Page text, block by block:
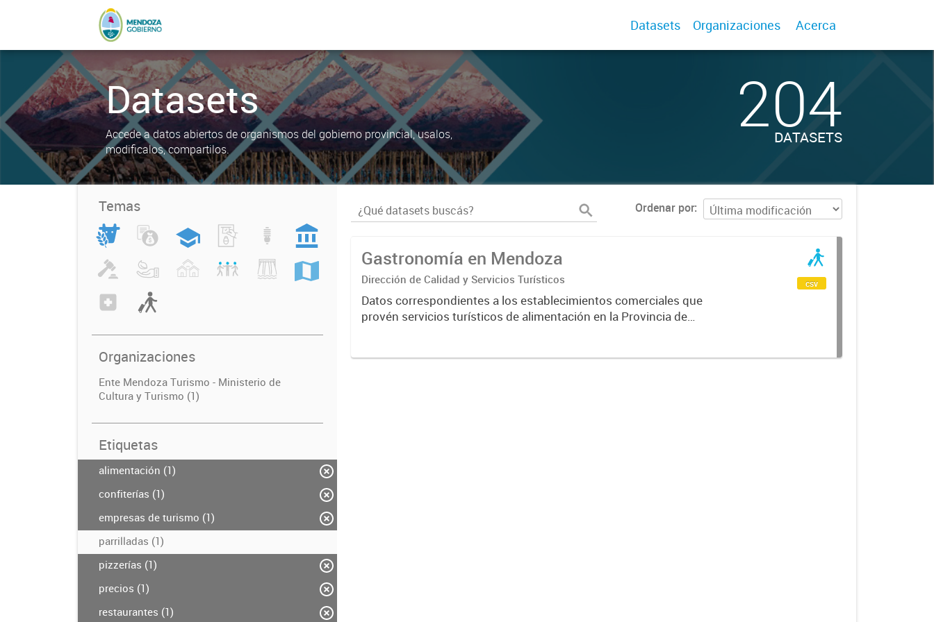
Datasets Organizaciones Acerca
Datasets
Accede a datos abiertos de organismos del gobierno provincial, usalos,
modificalos, compartilos.
204
DATASETS
Temas
Organizaciones
Ente Mendoza Turismo - Ministerio de
Cultura y Turismo (1)
Etiquetas
alimentación (1)
confiterías (1)
empresas de turismo (1)
parrilladas (1)
pizzerías (1)
precios (1)
restaurantes (1)
Ordenar por
Gastronomía en Mendoza
Dirección de Calidad y Servicios Turísticos
Datos correspondientes a los establecimientos comerciales que
provén servicios turísticos de alimentación en la Provincia de
csv